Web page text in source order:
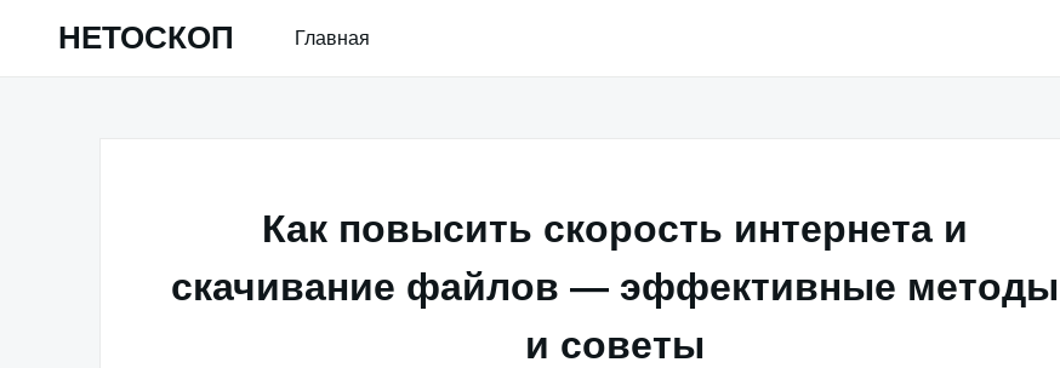
НЕТОСКОП Главная
Как повысить скорость интернета и
скачивание файлов — эффективные методы
и советы